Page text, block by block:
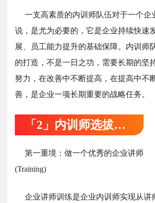
一支高素质的内训师队伍对于一个企
说，是尤为必要的，它是企业持续快速
展、员工能力提升的基础保障。内训师
的打造，不是一日之功，需要长期的坚
努力，在改善中不断提高，在提高中不
善，是企业一项长期重要的战略任务。
「2」内训师选拔方案
第一重境：做一个优秀的企业讲师
(Training)
企业讲师训练是企业内训师实现从讲